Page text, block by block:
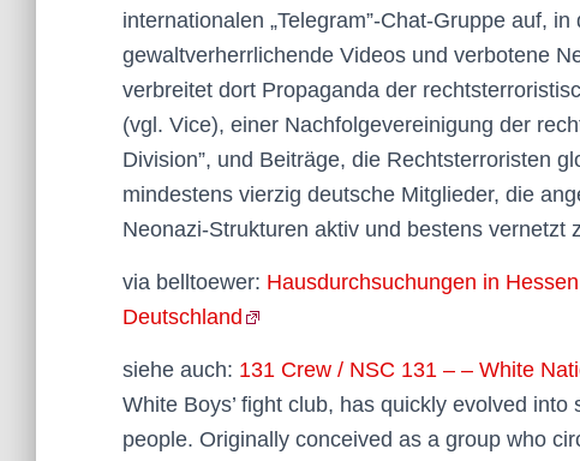
internationalen „Telegram”-Chat-Gruppe auf,
gewaltverherrlichende Videos und verbotene
verbreitet dort Propaganda der
(vgl. Vice), einer Nachfolgevereinigung der
Division”, und Beiträge, die Rechtsterroristen
mindestens vierzig deutsche Mitglieder, die
Neonazi-Strukturen aktiv und bestens vernetzt
via belltoewer: Hausdurchsuchungen in
Deutschland
siehe auch: 131 Crew / NSC 131 – – White
White Boys’ fight club, has quickly evolved
people. Originally conceived as a group who